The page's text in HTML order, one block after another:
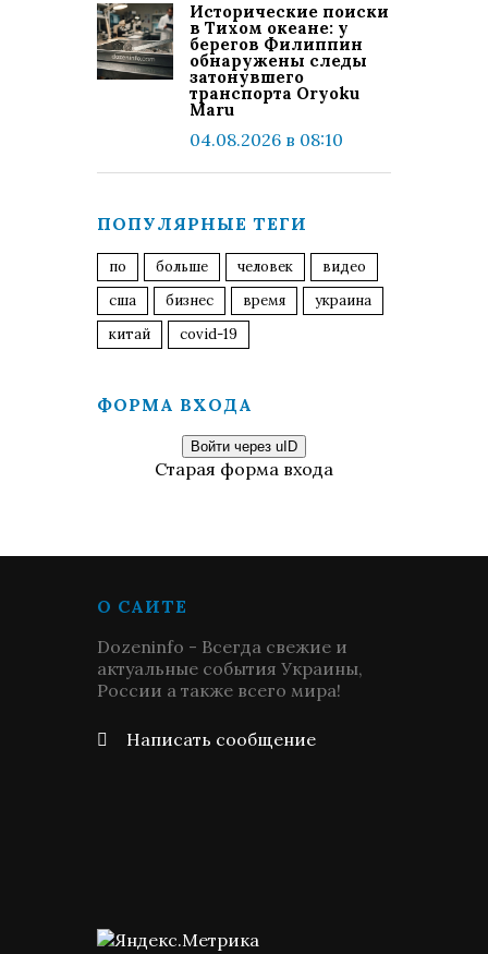
Исторические поиски
в Тихом океане: у
берегов Филиппин
обнаружены следы
затонувшего
транспорта Oryoku
Maru
04.08.2026 в 08:10
ПОПУЛЯРНЫЕ ТЕГИ
по больше человек
видео
сша
бизнес время
украина
китай
covid-19
ФОРМА ВХОДА
Войти через uID
Старая форма входа
О САЙТЕ
Dozeninfo - Всегда свежие и
актуальные события Украины,
России а также всего мира!
Написать сообщение